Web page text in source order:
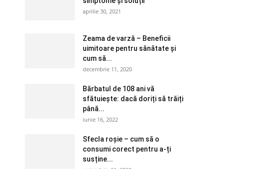
aprilie 30, 2021
Zeama de varză – Beneficii
uimitoare pentru sănătate și
cum să...
decembrie 11, 2020
Bărbatul de 108 ani vă
sfătuiește: dacă doriți să trăiți
până...
iunie 16, 2022
Sfecla roșie – cum să o
consumi corect pentru a-ți
susține...